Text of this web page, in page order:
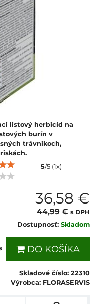
listový herbicíd na
burín v
trávnikoch,
5/5 (1x)
36,58 €
44,99 € s DPH
Dostupnosť: Skladom
DO KOŠÍKA
Skladové číslo: 22310
Výrobca: FLORASERVIS